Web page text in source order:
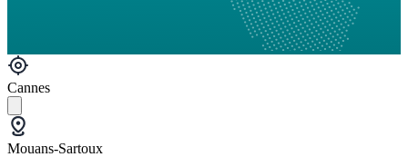
Cannes
Mouans-Sartoux